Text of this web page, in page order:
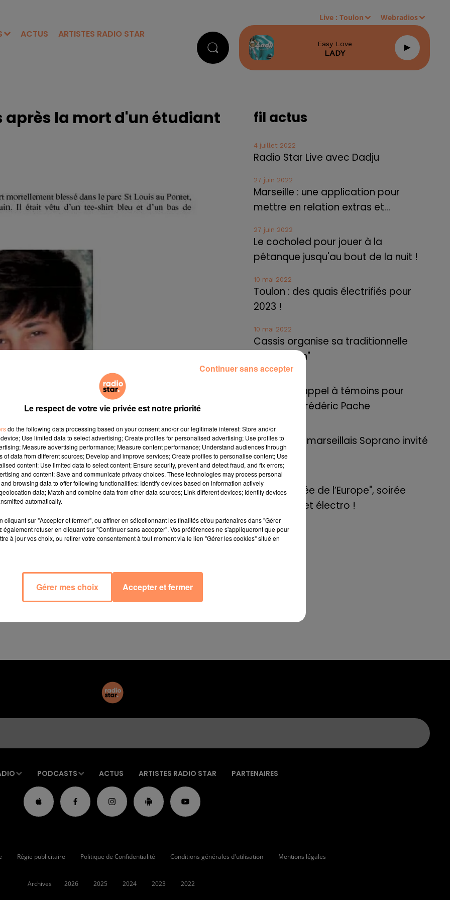
ACTUS ARTISTES RADIO STAR
Live :Toulon Webradios
Easy Love
LADY
après la mort d'un étudiant
blessé d'un coup de couteau dans le ventre dans le
mercredi 20 juin, vers 3 heures du matin. C'est lui qui
ses blessures un peu plus tard à l'hôpital. Pourtant, ses
des recherches d’Avignon lance un appel à témoins et
la victime le soir des faits ou s’étant trouvée à proximité
les enquêteurs. Le jour de sa mort, Vincent était vêtu
fil actus
4 juillet 2022
Radio Star Live avec Dadju
27 juin 2022
Marseille : une application pour
mettre en relation extras et...
27 juin 2022
Le cocholed pour jouer à la
pétanque jusqu'au bout de la nuit !
10 mai 2022
Toulon : des quais électrifiés pour
2023 !
10 mai 2022
Cassis organise sa traditionnelle
"Fête du vin"
Marseille : appel à témoins pour
retrouver Frédéric Pache
8 mai 2022
Le rappeur marseillais Soprano invité
de E=M6
8 mai 2022
Aix : "Journée de l’Europe", soirée
danse et set électro !
PODCASTS ACTUS ARTISTES RADIO STAR PARTENAIRES
Régie publicitaire Politique de Confidentialité Conditions générales d'utilisation Mentions légales
Archives 2026 2025 2024 2023 2022
Le respect de votre vie privée est notre priorité
do the following data processing based on your consent and/or our legitimate interest: Store and/or
Use limited data to select advertising; Create profiles for personalised advertising; Use profiles to
Measure advertising performance; Measure content performance; Understand audiences through
of data from different sources; Develop and improve services; Create profiles to personalise content; Use
content; Use limited data to select content; Ensure security, prevent and detect fraud, and fix errors;
and content; Save and communicate privacy choices. These technologies may process personal
browsing data to offer following functionalities: Identify devices based on information actively
data; Match and combine data from other data sources; Link different devices; Identify devices
automatically.
cliquant sur "Accepter et fermer", ou affiner en sélectionnant les finalités et/ou partenaires dans "Gérer
également refuser en cliquant sur "Continuer sans accepter". Vos préférences ne s'appliqueront que pour
à jour vos choix, ou retirer votre consentement à tout moment via le lien "Gérer les cookies" situé en
Gérer mes choix Accepter et fermer
Continuer sans accepter